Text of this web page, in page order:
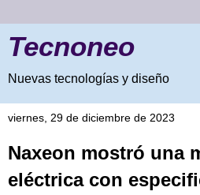
Tecnoneo
Nuevas tecnologías y diseño
viernes, 29 de diciembre de 2023
Naxeon mostró una
eléctrica con